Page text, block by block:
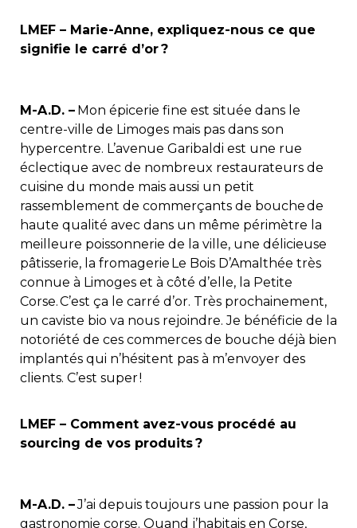
LMEF – Marie-Anne, expliquez-nous ce que
signifie le carré d’or ?
M-A.D. – Mon épicerie fine est située dans le
centre-ville de Limoges mais pas dans son
hypercentre. L’avenue Garibaldi est une rue
éclectique avec de nombreux restaurateurs de
cuisine du monde mais aussi un petit
rassemblement de commerçants de bouche de
haute qualité avec dans un même périmètre la
meilleure poissonnerie de la ville, une délicieuse
pâtisserie, la fromagerie Le Bois D’Amalthée très
connue à Limoges et à côté d’elle, la Petite
Corse. C’est ça le carré d’or. Très prochainement,
un caviste bio va nous rejoindre. Je bénéficie de la
notoriété de ces commerces de bouche déjà bien
implantés qui n’hésitent pas à m’envoyer des
clients. C’est super !
LMEF – Comment avez-vous procédé au
sourcing de vos produits ?
M-A.D. –J’ai depuis toujours une passion pour la
gastronomie corse. Quand j’habitais en Corse,